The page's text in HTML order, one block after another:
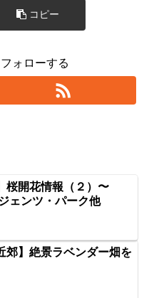
コピー
ォローする
桜開花情報（２）〜
ェンツ・パーク他
郊】絶景ラベンダー畑を